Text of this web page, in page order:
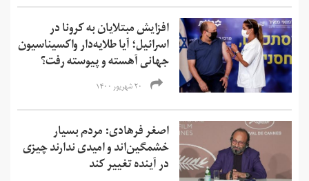
افزایش مبتلایان به کرونا در
اسرائیل؛ آیا طلایه‌دار واکسیناسیون
جهانی آهسته و پیوسته رفت؟
۲۰ شهریور ۱۴۰۰
اصغر فرهادی: مردم بسیار
خشمگین‌‌اند و امیدی ندارند چیزی
در آینده تغییر کند